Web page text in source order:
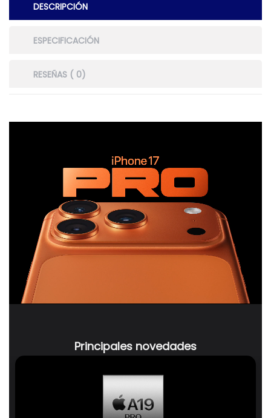
DESCRIPCIÓN
ESPECIFICACIÓN
RESEÑAS ( 0)
Principales novedades